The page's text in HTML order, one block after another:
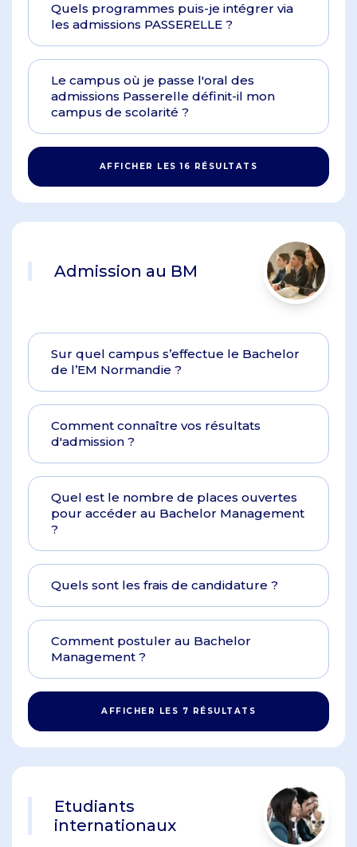
Quels programmes puis-je intégrer via
les admissions PASSERELLE ?
Le campus où je passe l'oral des
admissions Passerelle définit-il mon
campus de scolarité ?
AFFICHER LES 16 RÉSULTATS
Admission au BM
Sur quel campus s’effectue le Bachelor
de l’EM Normandie ?
Comment connaître vos résultats
d'admission ?
Quel est le nombre de places ouvertes
pour accéder au Bachelor Management
?
Quels sont les frais de candidature ?
Comment postuler au Bachelor
Management ?
AFFICHER LES 7 RÉSULTATS
Etudiants
internationaux